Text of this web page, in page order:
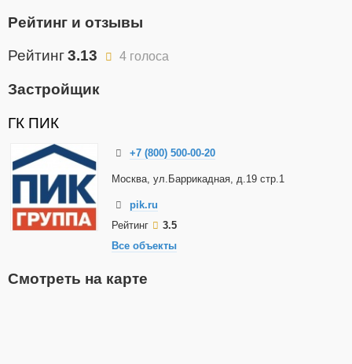
Рейтинг и отзывы
Рейтинг3.13 4 голоса
Застройщик
ГК ПИК
+7 (800) 500-00-20
Москва, ул.Баррикадная, д.19 стр.1
pik.ru
Рейтинг
3.5
Все объекты
Смотреть на карте